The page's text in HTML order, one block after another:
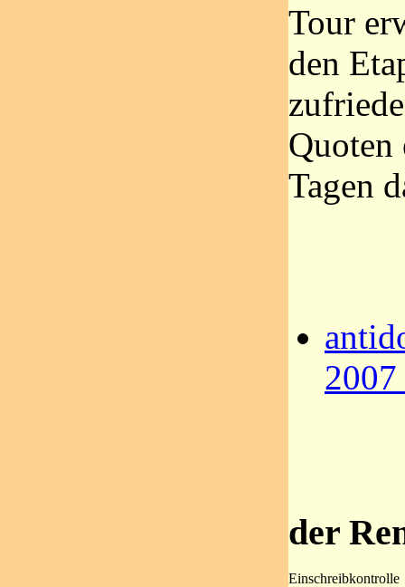
Tour
den
Quoten
Tagen
der
Einschreibkontrolle